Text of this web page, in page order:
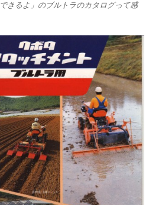
きるよ」のブルトラのカタログって感